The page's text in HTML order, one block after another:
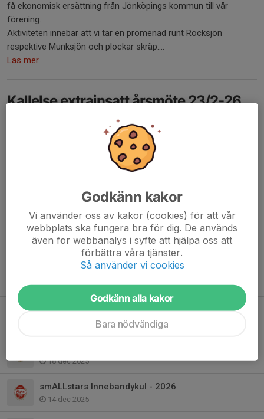
få ekonomisk ersättning från Jönköpings kommun till vår
förening.
Aktiviteten innebär att vi tar en promenad runt Rocksjön
respektive Munksjön och plockar skräp....
Läs mer
Kallelse extrainsatt årsmöte 23/2-26
Extrainsatt årsmöte Östra Sportklubben
Var: Kansliet Kålgårdsarenan
Ordförande Sofia Hellström har meddelat sin omedelbara
avgång p.g.a. hälsoskäl. Styrelsen består idag av Pauline Gard...
Läs mer
Fler nyheter
Försäljning av RC
18 dec 2025
smALLstars Innebandykul - 2026
14 dec 2025
Godkänn kakor
Vi använder oss av kakor (cookies) för att vår
webbplats ska fungera bra för dig. De används
även för webbanalys i syfte att hjälpa oss att
förbättra våra tjänster.
Så använder vi cookies
Godkänn alla kakor
Bara nödvändiga